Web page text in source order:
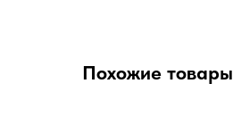
Похожие товары